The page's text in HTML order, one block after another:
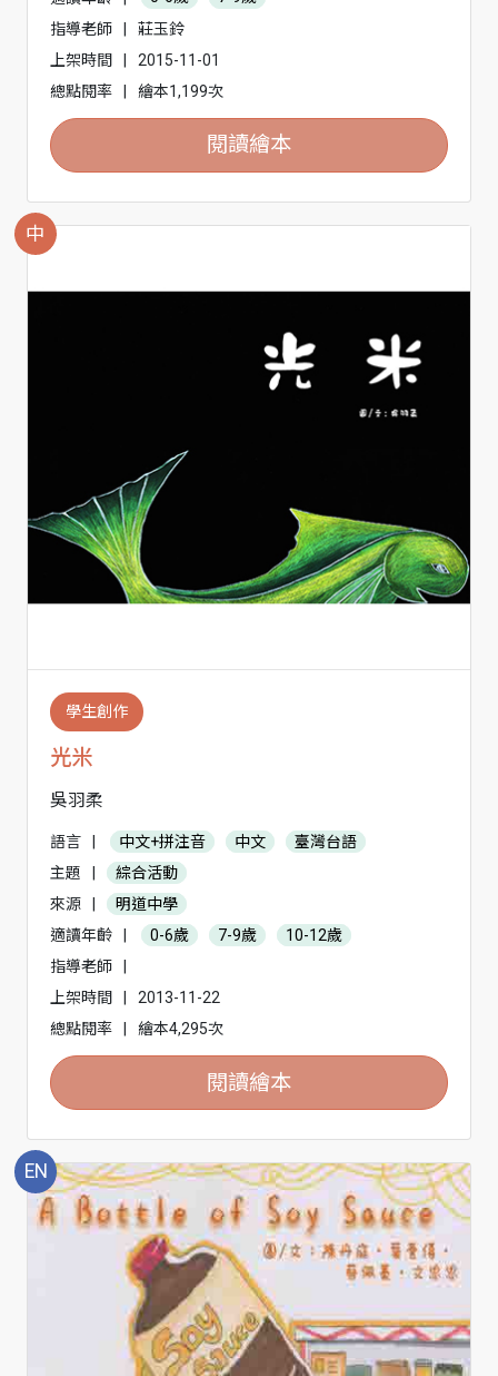
指導老師
莊玉鈴
上架時間
2015-11-01
總點閱率
繪本1,199次
閱讀繪本
中
學生創作
光米
吳羽柔
語言 中文+拼注音 中文
臺灣台語
主題
綜合活動
來源
明道中學
適讀年齡
0-6歲 7-9歲
10-12歲
指導老師
上架時間
2013-11-22
總點閱率
繪本4,295次
閱讀繪本
EN